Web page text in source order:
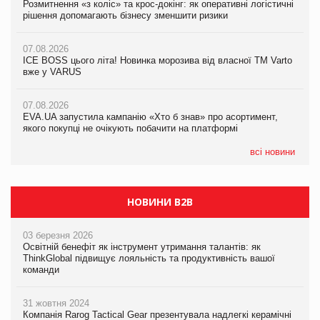
Розмитнення «з коліс» та крос-докінг: як оперативні логістичні
рішення допомагають бізнесу зменшити ризики
07.08.2026
ICE BOSS цього літа! Новинка морозива від власної ТМ Varto
вже у VARUS
07.08.2026
EVA.UA запустила кампанію «Хто б знав» про асортимент,
якого покупці не очікують побачити на платформі
всі новини
07.08.2026
EVA.UA запустила кампанію «Хто б знав» про асортимент,
06.08.2026
Смачна новинка для хвостатих: у VARUS з’явилися паучі
05.08.2026
Мережа супермаркетів VARUS купує мережу магазинів
Kraft Heinz скоротила збиток у першому півріччі
Продажі Hugo Boss впали на 9%
НОВИНИ B2B
03 березня 2026
Освітній бенефіт як інструмент утримання талантів: як
ThinkGlobal підвищує лояльність та продуктивність вашої
команди
31 жовтня 2024
Компанія Rarog Tactical Gear презентувала надлегкі керамічні